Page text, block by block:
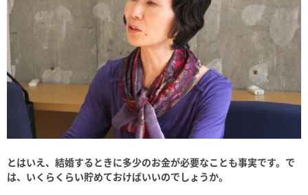
とはいえ、結婚するときに多少のお金が必要なことも事実です。で
は、いくらくらい貯めておけばいいのでしょうか。